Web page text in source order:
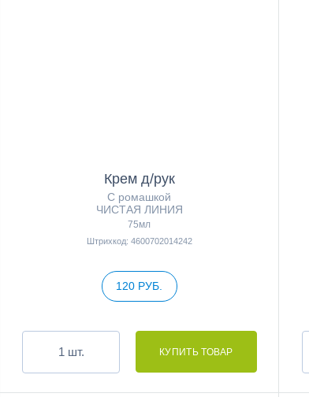
Крем д/рук
С ромашкой
ЧИСТАЯ ЛИНИЯ
75мл
Штрихкод: 4600702014242
120 РУБ.
шт.